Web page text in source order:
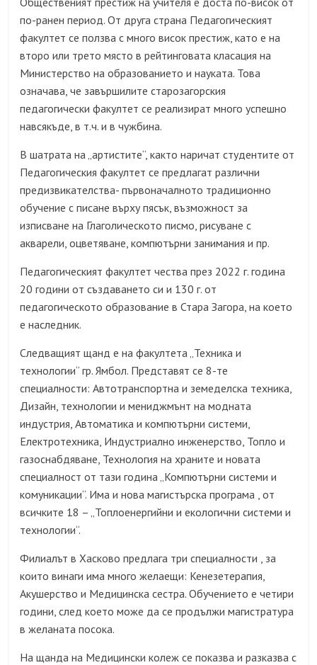
по-ранен период. От друга страна Педагогическият
факултет се ползва с много висок престиж, като е на
второ или трето място в рейтинговата класация на
Министерство на образованието и науката. Това
означава, че завършилите старозагорския
педагогически факултет се реализират много успешно
навсякъде, в т.ч. и в чужбина.
В шатрата на „артистите“, както наричат студентите от
Педагогическия факултет се предлагат различни
предизвикателства- първоначалното традиционно
обучение с писане върху пясък, възможност за
изписване на Глаголическото писмо, рисуване с
акварели, оцветяване, компютърни занимания и пр.
Педагогическият факултет чества през 2022 г. година
20 години от създаването си и 130 г. от
педагогическото образование в Стара Загора, на което
е наследник.
Следващият щанд е на факултета „Техника и
технологии“ гр. Ямбол. Представят се 8-те
специалности: Автотранспортна и земеделска техника,
Дизайн, технологии и мениджмънт на модната
индустрия, Автоматика и компютърни системи,
Електротехника, Индустриално инженерство, Топло и
газоснабдяване, Технология на храните и новата
специалност от тази година „Компютърни системи и
комуникации“. Има и нова магистърска програма , от
всичките 18 – „Топлоенергийни и екологични системи и
технологии“.
Филиалът в Хасково предлага три специалности , за
които винаги има много желаещи: Кенезетерапия,
Акушерство и Медицинска сестра. Обучението е четири
години, след което може да се продължи магистратура
в желаната посока.
На щанда на Медицински колеж се показва и разказва с